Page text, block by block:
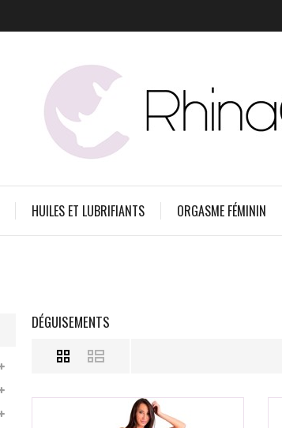
HUILES ET LUBRIFIANTS ORGASME FÉMININ
DÉGUISEMENTS